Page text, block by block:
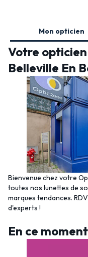
Mon opticien
Votre
Belleville En
Bienvenue chez votre
toutes nos lunettes de
marques tendances.
d'experts !
En ce moment